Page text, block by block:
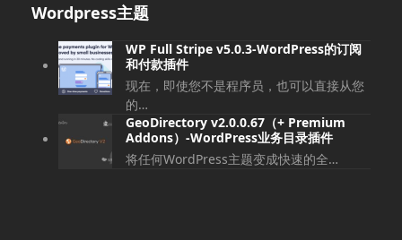
Wordpress主题
WP Full Stripe v5.0.3-WordPress的订阅
和付款插件
现在，即使您不是程序员，也可以直接从您
的…
GeoDirectory v2.0.0.67（+ Premium
Addons）-WordPress业务目录插件
将任何WordPress主题变成快速的全…